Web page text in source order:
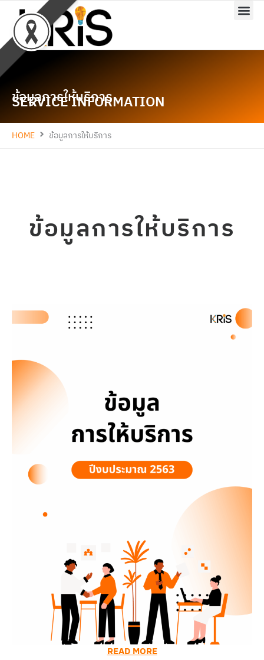
content
ข้อมูลการให้บริการ
SERVICE INFORMATION
HOME ข้อมูลการให้บริการ
ข้อมูลการให้บริการ
READ MORE